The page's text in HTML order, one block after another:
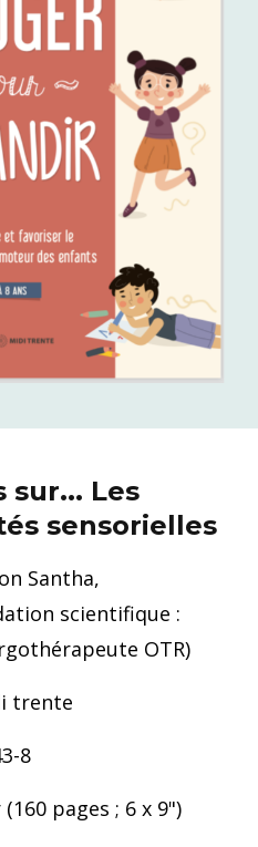
sur... Les
sensorielles
Santha,
scientifique :
OTR)
trente
8
pages ; 6 x 9")